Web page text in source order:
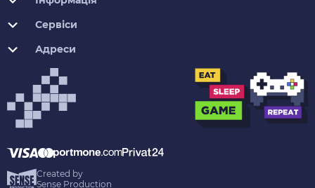
Сервіси
Адреси
Created by
Sense Production